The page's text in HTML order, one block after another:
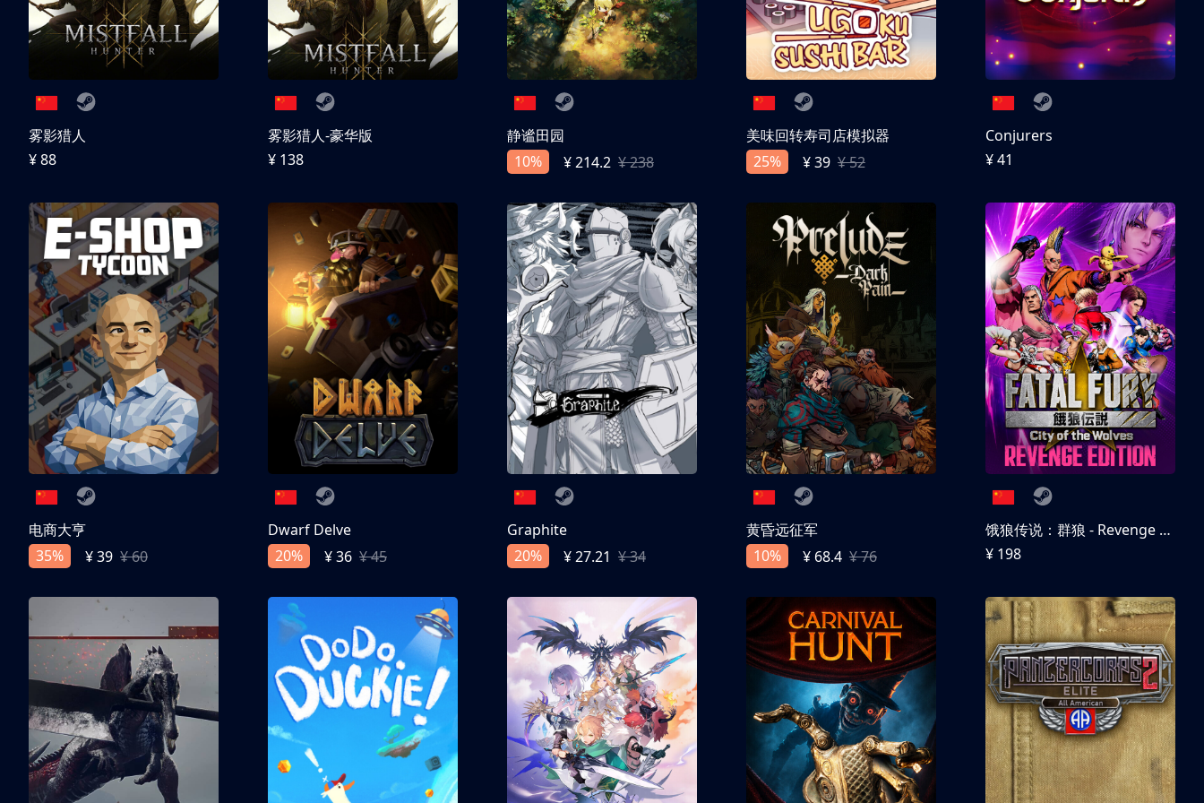
雾影猎人
¥ 88
雾影猎人-豪华版
¥ 138
静谧田园
10%
¥ 214.2 ¥ 238
美味回转寿司店模拟器
25%
¥ 39 ¥ 52
Conjurers
¥ 41
电商大亨
35%
¥ 39 ¥ 60
Dwarf Delve
20%
¥ 36 ¥ 45
Graphite
20%
¥ 27.21 ¥ 34
黄昏远征军
10%
¥ 68.4 ¥ 76
饿狼传说：群狼 - Revenge Edition
¥ 198